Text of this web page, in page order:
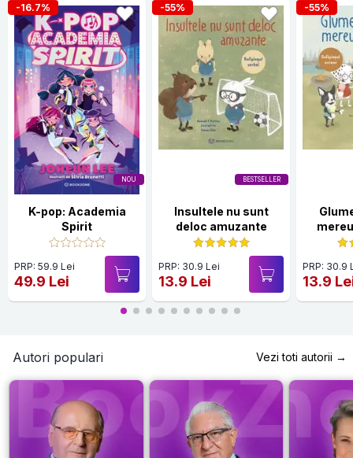
NOU
-16.7%
K-pop: Academia
Spirit
PRP: 59.9 Lei
49.9 Lei
BESTSELLER
-55%
Insultele nu sunt
deloc amuzante
PRP: 30.9 Lei
13.9 Lei
-55%
PRP: 30.9
13.9
Autori populari Vezi toti autorii →